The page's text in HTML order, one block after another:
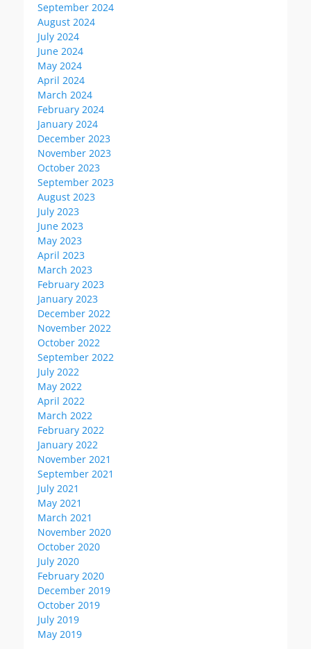
September 2024
August 2024
July 2024
June 2024
May 2024
April 2024
March 2024
February 2024
January 2024
December 2023
November 2023
October 2023
September 2023
August 2023
July 2023
June 2023
May 2023
April 2023
March 2023
February 2023
January 2023
December 2022
November 2022
October 2022
September 2022
July 2022
May 2022
April 2022
March 2022
February 2022
January 2022
November 2021
September 2021
July 2021
May 2021
March 2021
November 2020
October 2020
July 2020
February 2020
December 2019
October 2019
July 2019
May 2019